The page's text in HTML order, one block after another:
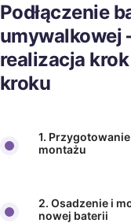
Podłączenie
umywalkowej
realizacja
kroku
1.
montażu
2. Osadzenie i
nowej baterii